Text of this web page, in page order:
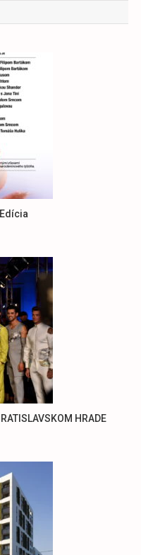
HRADE